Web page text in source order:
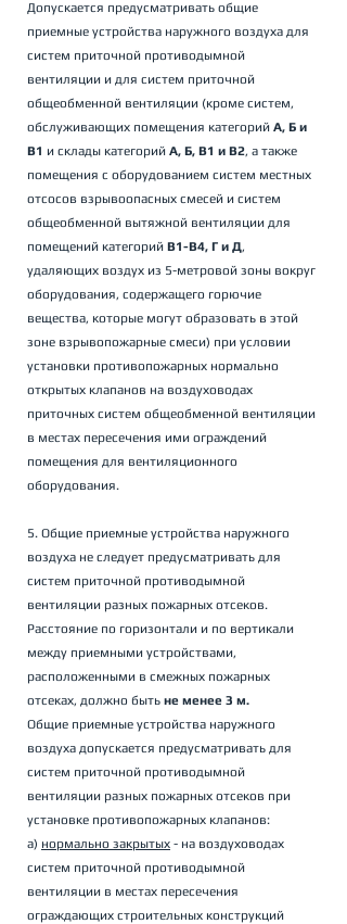
Допускается предусматривать общие
приемные устройства наружного воздуха для
систем приточной противодымной
вентиляции и для систем приточной
общеобменной вентиляции (кроме систем,
обслуживающих помещения категорий А, Б и
В1 и склады категорий А, Б, В1 и В2, а также
помещения с оборудованием систем местных
отсосов взрывоопасных смесей и систем
общеобменной вытяжной вентиляции для
помещений категорий В1-В4, Г и Д,
удаляющих воздух из 5-метровой зоны вокруг
оборудования, содержащего горючие
вещества, которые могут образовать в этой
зоне взрывопожарные смеси) при условии
установки противопожарных нормально
открытых клапанов на воздуховодах
приточных систем общеобменной вентиляции
в местах пересечения ими ограждений
помещения для вентиляционного
оборудования.
5. Общие приемные устройства наружного
воздуха не следует предусматривать для
систем приточной противодымной
вентиляции разных пожарных отсеков.
Расстояние по горизонтали и по вертикали
между приемными устройствами,
расположенными в смежных пожарных
отсеках, должно быть не менее 3 м.
Общие приемные устройства наружного
воздуха допускается предусматривать для
систем приточной противодымной
вентиляции разных пожарных отсеков при
установке противопожарных клапанов:
а) нормально закрытых - на воздуховодах
систем приточной противодымной
вентиляции в местах пересечения
ограждающих строительных конструкций